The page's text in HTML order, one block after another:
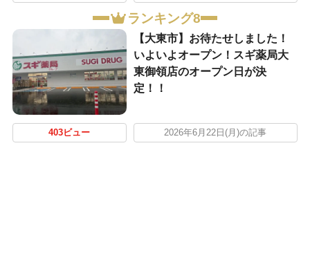
ランキング8
【大東市】お待たせしました！
いよいよオープン！スギ薬局大
東御領店のオープン日が決
定！！
403ビュー 2026年6月22日(月)の記事